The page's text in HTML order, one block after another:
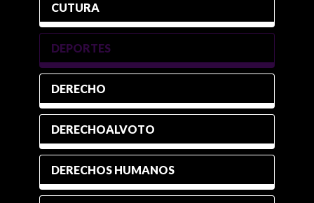
CUTURA
DEPORTES
DERECHO
DERECHOALVOTO
DERECHOS HUMANOS